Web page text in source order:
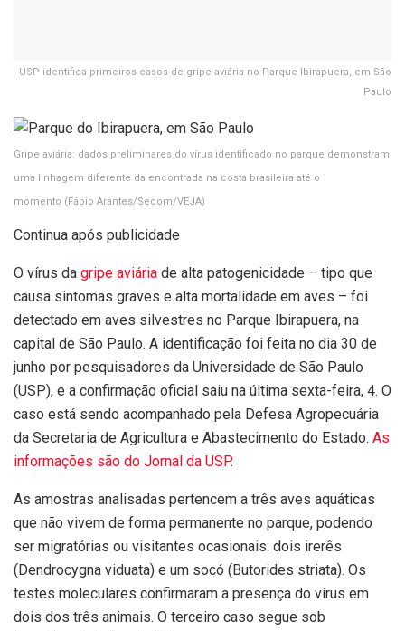
USP identifica primeiros casos de gripe aviária no Parque Ibirapuera, em São
Paulo
Gripe aviária: dados preliminares do vírus identificado no parque demonstram
uma linhagem diferente da encontrada na costa brasileira até o
momento (Fábio Arantes/Secom/VEJA)
Continua após publicidade
O vírus da gripe aviária de alta patogenicidade – tipo que
causa sintomas graves e alta mortalidade em aves – foi
detectado em aves silvestres no Parque Ibirapuera, na
capital de São Paulo. A identificação foi feita no dia 30 de
junho por pesquisadores da Universidade de São Paulo
(USP), e a confirmação oficial saiu na última sexta-feira, 4. O
caso está sendo acompanhado pela Defesa Agropecuária
da Secretaria de Agricultura e Abastecimento do Estado. As
informações são do Jornal da USP.
As amostras analisadas pertencem a três aves aquáticas
que não vivem de forma permanente no parque, podendo
ser migratórias ou visitantes ocasionais: dois irerês
(Dendrocygna viduata) e um socó (Butorides striata). Os
testes moleculares confirmaram a presença do vírus em
dois dos três animais. O terceiro caso segue sob